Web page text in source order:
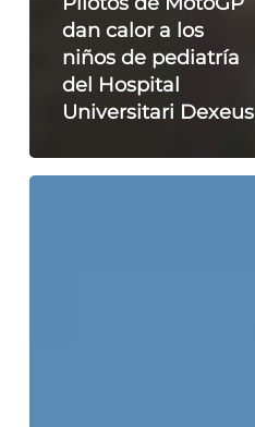
dan calor a los
niños de pediatría
del Hospital
Universitari Dexeus